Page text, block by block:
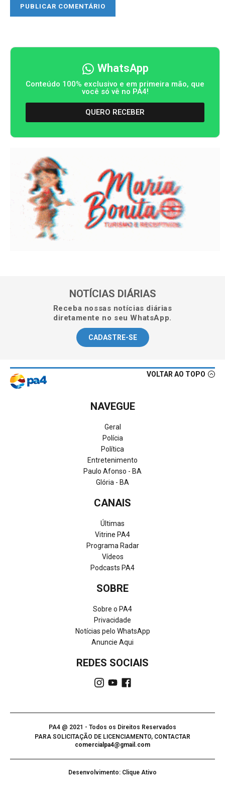
WhatsApp
Conteúdo 100% exclusivo e em primeira mão, que
você só vê no PA4!
QUERO RECEBER
NOTÍCIAS DIÁRIAS
Receba nossas notícias diárias
diretamente no seu WhatsApp.
CADASTRE-SE
VOLTAR AO TOPO
NAVEGUE
Geral
Polícia
Política
Entretenimento
Paulo Afonso - BA
Glória - BA
CANAIS
Últimas
Vitrine PA4
Programa Radar
Vídeos
Podcasts PA4
SOBRE
Sobre o PA4
Privacidade
Notícias pelo WhatsApp
Anuncie Aqui
REDES SOCIAIS
PA4 @ 2021 - Todos os Direitos Reservados
PARA SOLICITAÇÃO DE LICENCIAMENTO, CONTACTAR
comercialpa4@gmail.com
Desenvolvimento: Clique Ativo